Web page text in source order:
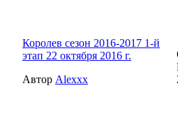
Королев сезон 2016-2017 1-й
этап 22 октября 2016 г.
Автор Alexxx